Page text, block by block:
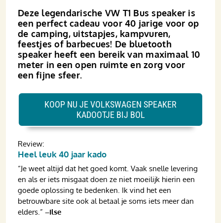
Deze legendarische VW T1 Bus speaker is
een perfect cadeau voor 40 jarige voor op
de camping, uitstapjes, kampvuren,
feestjes of barbecues! De bluetooth
speaker heeft een bereik van maximaal 10
meter in een open ruimte en zorg voor
een fijne sfeer.
Review:
Heel leuk 40 jaar kado
“Je weet altijd dat het goed komt. Vaak snelle levering
en als er iets misgaat doen ze niet moeilijk hierin een
goede oplossing te bedenken. Ik vind het een
betrouwbare site ook al betaal je soms iets meer dan
elders.” –Ilse
KOOP NU JE VOLKSWAGEN SPEAKER
KADOOTJE BIJ BOL